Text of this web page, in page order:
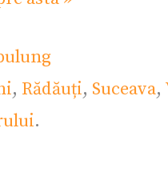
, Rădăuți, Suceava,
.